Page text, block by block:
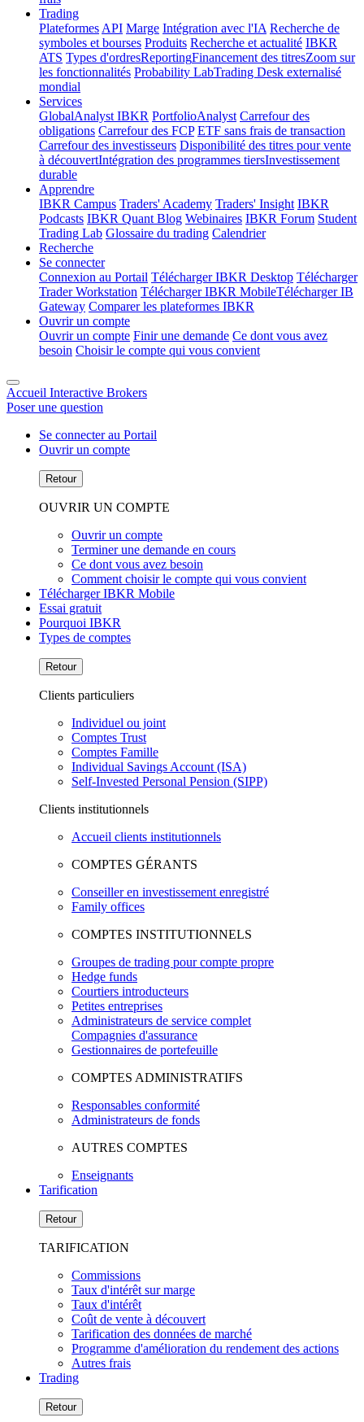
Trading
Plateformes API Marge Intégration avec l'IA Recherche de
symboles et bourses Produits Recherche et actualité IBKR
ATS Types d'ordresReportingFinancement des titresZoom sur
les fonctionnalités Probability LabTrading Desk externalisé
mondial
Services
GlobalAnalyst IBKR PortfolioAnalyst Carrefour des
obligations Carrefour des FCP ETF sans frais de transaction
Carrefour des investisseurs Disponibilité des titres pour vente
à découvertIntégration des programmes tiersInvestissement
durable
Apprendre
IBKR Campus Traders' Academy Traders' Insight IBKR
Podcasts IBKR Quant Blog Webinaires IBKR Forum Student
Trading Lab Glossaire du trading Calendrier
Recherche
Se connecter
Connexion au Portail Télécharger IBKR Desktop Télécharger
Trader Workstation Télécharger IBKR MobileTélécharger IB
Gateway Comparer les plateformes IBKR
Ouvrir un compte
Ouvrir un compte Finir une demande Ce dont vous avez
besoin Choisir le compte qui vous convient
Accueil Interactive Brokers
Poser une question
Se connecter au Portail
Ouvrir un compte
Retour
OUVRIR UN COMPTE
Ouvrir un compte
Terminer une demande en cours
Ce dont vous avez besoin
Comment choisir le compte qui vous convient
Télécharger IBKR Mobile
Essai gratuit
Pourquoi IBKR
Types de comptes
Retour
Clients particuliers
Individuel ou joint
Comptes Trust
Comptes Famille
Individual Savings Account (ISA)
Self-Invested Personal Pension (SIPP)
Clients institutionnels
Accueil clients institutionnels
COMPTES GÉRANTS
Conseiller en investissement enregistré
Family offices
COMPTES INSTITUTIONNELS
Groupes de trading pour compte propre
Hedge funds
Courtiers introducteurs
Petites entreprises
Administrateurs de service complet
Compagnies d'assurance
Gestionnaires de portefeuille
COMPTES ADMINISTRATIFS
Responsables conformité
Administrateurs de fonds
AUTRES COMPTES
Enseignants
Tarification
Retour
TARIFICATION
Commissions
Taux d'intérêt sur marge
Taux d'intérêt
Coût de vente à découvert
Tarification des données de marché
Programme d'amélioration du rendement des actions
Autres frais
Trading
Retour